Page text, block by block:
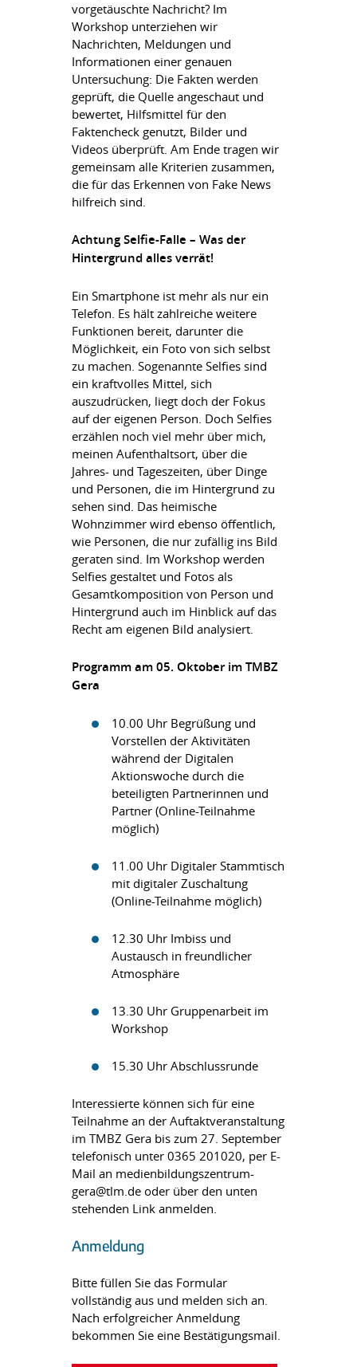
vorgetäuschte Nachricht? Im
Workshop unterziehen wir
Nachrichten, Meldungen und
Informationen einer genauen
Untersuchung: Die Fakten werden
geprüft, die Quelle angeschaut und
bewertet, Hilfsmittel für den
Faktencheck genutzt, Bilder und
Videos überprüft. Am Ende tragen wir
gemeinsam alle Kriterien zusammen,
die für das Erkennen von Fake News
hilfreich sind.
Achtung Selfie-Falle – Was der
Hintergrund alles verrät!
Ein Smartphone ist mehr als nur ein
Telefon. Es hält zahlreiche weitere
Funktionen bereit, darunter die
Möglichkeit, ein Foto von sich selbst
zu machen. Sogenannte Selfies sind
ein kraftvolles Mittel, sich
auszudrücken, liegt doch der Fokus
auf der eigenen Person. Doch Selfies
erzählen noch viel mehr über mich,
meinen Aufenthaltsort, über die
Jahres- und Tageszeiten, über Dinge
und Personen, die im Hintergrund zu
sehen sind. Das heimische
Wohnzimmer wird ebenso öffentlich,
wie Personen, die nur zufällig ins Bild
geraten sind. Im Workshop werden
Selfies gestaltet und Fotos als
Gesamtkomposition von Person und
Hintergrund auch im Hinblick auf das
Recht am eigenen Bild analysiert.
Programm am 05. Oktober im TMBZ
Gera
10.00 Uhr Begrüßung und
Vorstellen der Aktivitäten
während der Digitalen
Aktionswoche durch die
beteiligten Partnerinnen und
Partner (Online-Teilnahme
möglich)
11.00 Uhr Digitaler Stammtisch
mit digitaler Zuschaltung
(Online-Teilnahme möglich)
12.30 Uhr Imbiss und
Austausch in freundlicher
Atmosphäre
13.30 Uhr Gruppenarbeit im
Workshop
15.30 Uhr Abschlussrunde
Interessierte können sich für eine
Teilnahme an der Auftaktveranstaltung
im TMBZ Gera bis zum 27. September
telefonisch unter 0365 201020, per E-
Mail an medienbildungszentrum-
gera@tlm.de oder über den unten
stehenden Link anmelden.
Anmeldung
Bitte füllen Sie das Formular
vollständig aus und melden sich an.
Nach erfolgreicher Anmeldung
bekommen Sie eine Bestätigungsmail.